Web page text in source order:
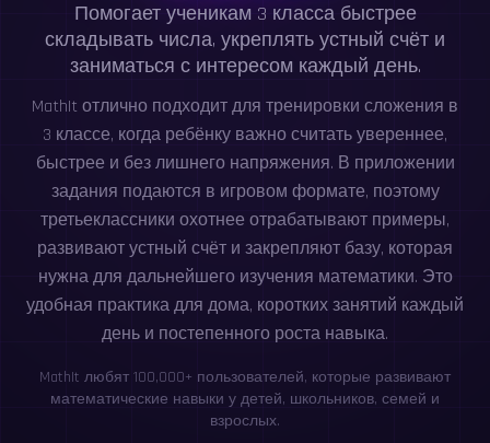
Помогает ученикам 3 класса быстрее
складывать числа, укреплять устный счёт и
заниматься с интересом каждый день.
MathIt отлично подходит для тренировки сложения в
3 классе, когда ребёнку важно считать увереннее,
быстрее и без лишнего напряжения. В приложении
задания подаются в игровом формате, поэтому
третьеклассники охотнее отрабатывают примеры,
развивают устный счёт и закрепляют базу, которая
нужна для дальнейшего изучения математики. Это
удобная практика для дома, коротких занятий каждый
день и постепенного роста навыка.
MathIt любят 100,000+ пользователей, которые развивают
математические навыки у детей, школьников, семей и
взрослых.